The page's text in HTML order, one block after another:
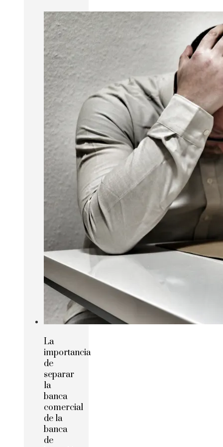
La
importancia
de
separar
la
banca
comercial
de la
banca
de